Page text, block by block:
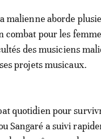
malienne aborde
combat pour les
des musiciens
projets musicaux.
quotidien pour
Sangaré a suivi